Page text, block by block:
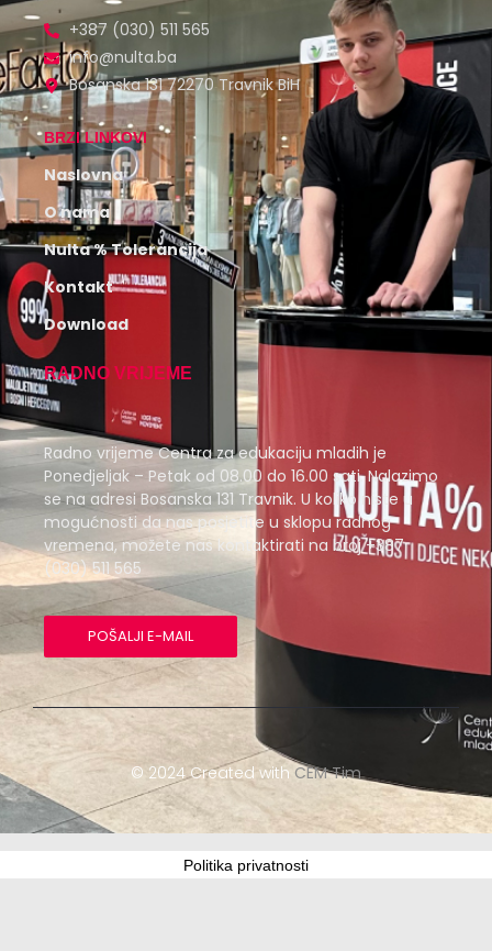
+387 (030) 511 565
info@nulta.ba
Bosanska 131 72270 Travnik BiH
BRZI LINKOVI
Naslovna
O nama
Nulta % Tolerancija
Kontakt
Download
RADNO VRIJEME
Radno vrijeme Centra za edukaciju mladih je
Ponedjeljak – Petak od 08.00 do 16.00 sati. Nalazimo
se na adresi Bosanska 131 Travnik. U koliko niste u
mogućnosti da nas posjetite u sklopu radnog
vremena, možete nas kontaktirati na broj +387
(030) 511 565
POŠALJI E-MAIL
© 2024 Created with CEM Tim
Politika privatnosti